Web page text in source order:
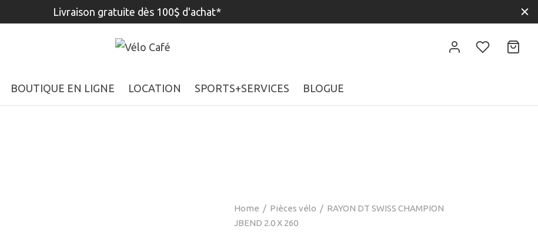
Livraison gratuite dès 100$ d'achat*
BOUTIQUE EN LIGNE LOCATION SPORTS+SERVICES BLOGUE
Home / Pièces vélo / RAYON DT SWISS CHAMPION
JBEND 2.0 X 260